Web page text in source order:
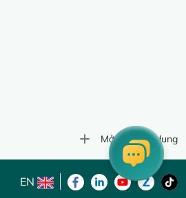
Mở rộng nội dung
EN